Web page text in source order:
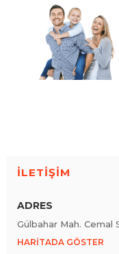
İLETİŞİM
ADRES
Gülbahar Mah. Cemal
HARİTADA GÖSTER